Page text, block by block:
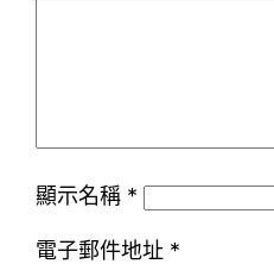
顯示名稱 *
電子郵件地址 *